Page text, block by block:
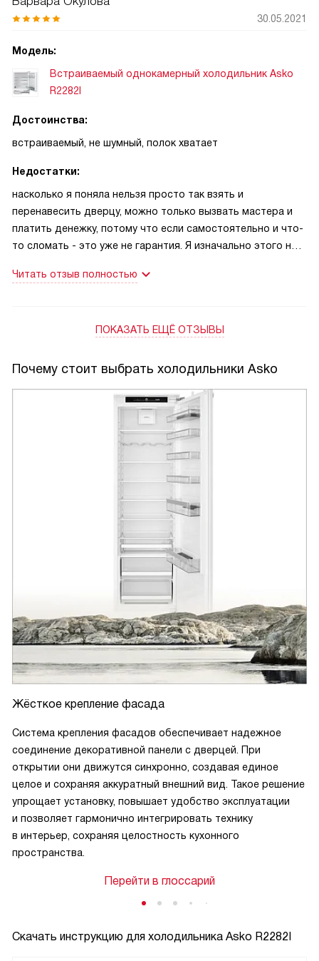
Скачать инструкцию для холодильника Asko R2282I
30.05.2021
Модель:
Встраиваемый однокамерный холодильник Asko
R2282I
Достоинства:
встраиваемый, не шумный, полок хватает
Недостатки:
насколько я поняла нельзя просто так взять и
перенавесить дверцу, можно только вызвать мастера и
платить денежку, потому что если самостоятельно и что-
то сломать - это уже не гарантия. Я изначально этого не
поменять упор, но уже мы вызвали мастера
Читать отзыв полностью
ПОКАЗАТЬ ЕЩЁ ОТЗЫВЫ
Почему стоит выбрать холодильники Asko
Жёсткое крепление фасада
Система крепления фасадов обеспечивает надежное
соединение декоративной панели с дверцей. При
открытии они движутся синхронно, создавая единое
целое и сохраняя аккуратный внешний вид. Такое решение
упрощает установку, повышает удобство эксплуатации
и позволяет гармонично интегрировать технику
в интерьер, сохраняя целостность кухонного
пространства.
Перейти в глоссарий